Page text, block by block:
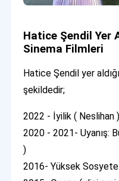
Hatice Şendil Yer
Sinema Filmleri
Hatice Şendil yer
şekildedir;
2022 - İyilik ( Neslihan )
2020 - 2021- Uyanış:
)
2016- Yüksek Sosyete